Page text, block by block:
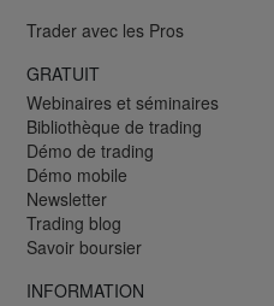
Trader avec les Pros
GRATUIT
Webinaires et séminaires
Bibliothèque de trading
Démo de trading
Démo mobile
Newsletter
Trading blog
Savoir boursier
INFORMATION